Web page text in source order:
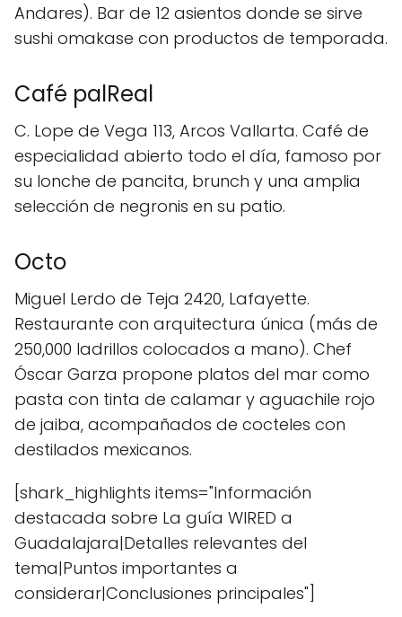
Andares). Bar de 12 asientos donde se sirve
sushi omakase con productos de temporada.
Café palReal
C. Lope de Vega 113, Arcos Vallarta. Café de
especialidad abierto todo el día, famoso por
su lonche de pancita, brunch y una amplia
selección de negronis en su patio.
Octo
Miguel Lerdo de Teja 2420, Lafayette.
Restaurante con arquitectura única (más de
250,000 ladrillos colocados a mano). Chef
Óscar Garza propone platos del mar como
pasta con tinta de calamar y aguachile rojo
de jaiba, acompañados de cocteles con
destilados mexicanos.
[shark_highlights items="Información
destacada sobre La guía WIRED a
Guadalajara|Detalles relevantes del
tema|Puntos importantes a
considerar|Conclusiones principales"]